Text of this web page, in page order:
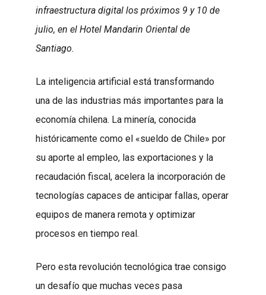
infraestructura digital los próximos 9 y 10 de
julio, en el Hotel Mandarin Oriental de
Santiago.
La inteligencia artificial está transformando
una de las industrias más importantes para la
economía chilena. La minería, conocida
históricamente como el «sueldo de Chile» por
su aporte al empleo, las exportaciones y la
recaudación fiscal, acelera la incorporación de
tecnologías capaces de anticipar fallas, operar
equipos de manera remota y optimizar
procesos en tiempo real.
Pero esta revolución tecnológica trae consigo
un desafío que muchas veces pasa